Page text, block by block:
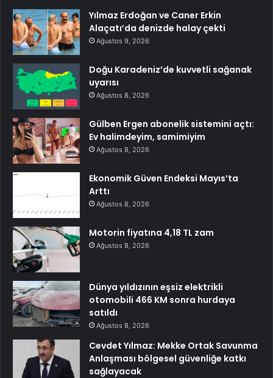
Yılmaz Erdoğan ve Caner Erkin
Alaçatı’da denizde halay çekti
Ağustos 9, 2026
Doğu Karadeniz’de kuvvetli sağanak
uyarısı
Ağustos 8, 2026
Gülben Ergen abonelik sistemini açtı:
Ev halimdeyim, samimiyim
Ağustos 8, 2026
Ekonomik Güven Endeksi Mayıs’ta
Arttı
Ağustos 8, 2026
Motorin fiyatına 4,18 TL zam
Ağustos 8, 2026
Dünya yıldızının eşsiz elektrikli
otomobili 466 KM sonra hurdaya
satıldı
Ağustos 8, 2026
Cevdet Yılmaz: Mekke Ortak Savunma
Anlaşması bölgesel güvenliğe katkı
sağlayacak